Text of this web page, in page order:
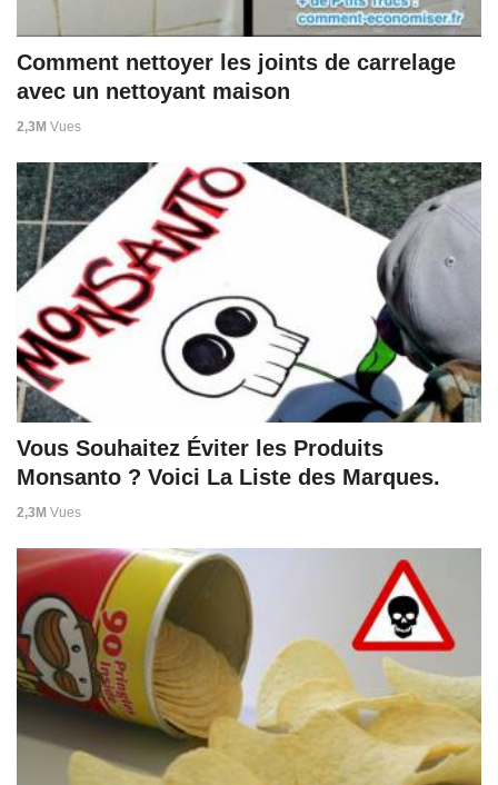
Comment nettoyer les joints de carrelage
avec un nettoyant maison
2,3M Vues
Vous Souhaitez Éviter les Produits
Monsanto ? Voici La Liste des Marques.
2,3M Vues